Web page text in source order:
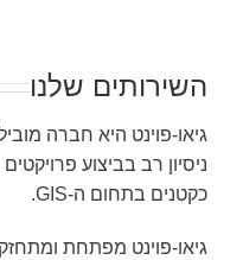
השירותים שלנו
גיאו-פוינט היא חברה
ניסיון רב בביצוע
כקטנים בתחום ה-GIS.
גיאו-פוינט מפתחת